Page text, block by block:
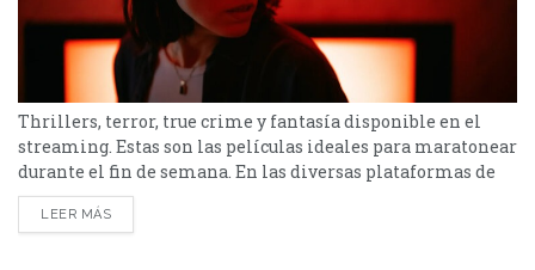
Thrillers, terror, true crime y fantasía disponible en el
streaming. Estas son las películas ideales para maratonear
durante el fin de semana. En las diversas plataformas de
streaming aparecen propuestas para todos los gustos: desde
un thriller español cargado de tensión y conspiraciones,
LEER MÁS